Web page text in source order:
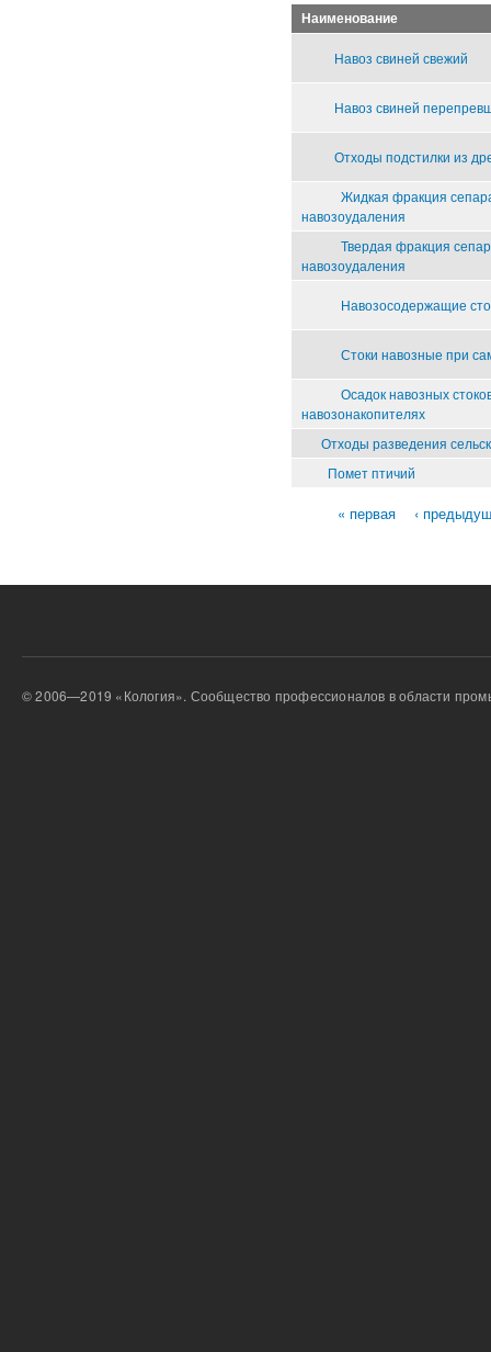
Наименование
Навоз свиней свежий
Навоз свиней
Отходы подстилки из
Жидкая фракция
навозоудаления
Твердая фракция
навозоудаления
Навозосодержащие
Стоки навозные при
Осадок навозных
навозонакопителях
Отходы разведения
Помет птичий
« первая ‹
© 2006—2019 «Кология». Сообщество профессионалов в области